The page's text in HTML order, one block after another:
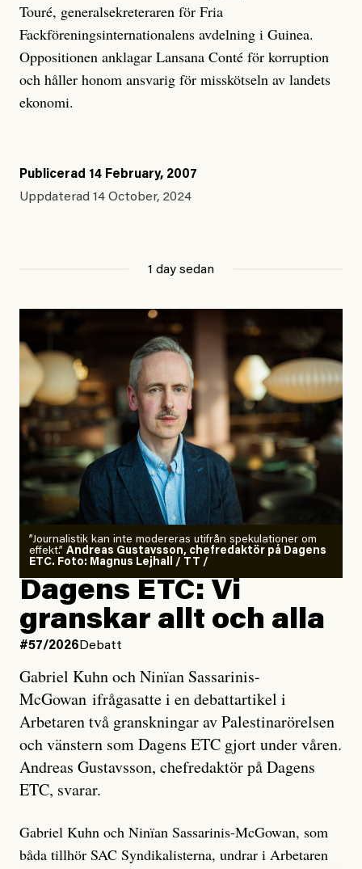
Touré, generalsekreteraren för Fria
Fackföreningsinternationalens avdelning i Guinea.
Oppositionen anklagar Lansana Conté för korruption
och håller honom ansvarig för misskötseln av landets
ekonomi.
Publicerad 14 February, 2007
Uppdaterad 14 October, 2024
1 day sedan
”Journalistik kan inte modereras utifrån spekulationer om
effekt.” Andreas Gustavsson, chefredaktör på Dagens
ETC. Foto: Magnus Lejhall / TT /
Dagens ETC: Vi
granskar allt och alla
#57/2026 Debatt
Gabriel Kuhn och Ninïan Sassarinis-
McGowan ifrågasatte i en debattartikel i
Arbetaren två granskningar av Palestinarörelsen
och vänstern som Dagens ETC gjort under våren.
Andreas Gustavsson, chefredaktör på Dagens
ETC, svarar.
Gabriel Kuhn och Ninïan Sassarinis-McGowan, som
båda tillhör SAC Syndikalisterna, undrar i Arbetaren